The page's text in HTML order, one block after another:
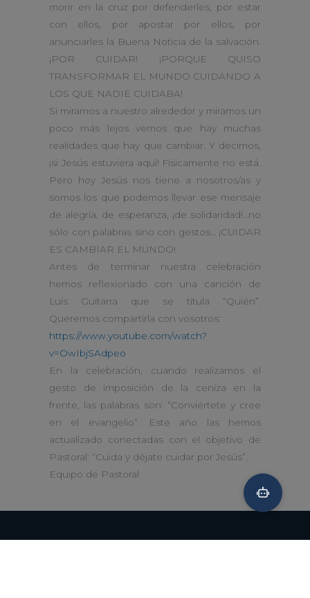
morir en la cruz por defenderles, por estar
con ellos, por apostar por ellos, por
anunciarles la Buena Noticia de la salvación.
¡POR CUIDAR! ¡PORQUE QUISO
TRANSFORMAR EL MUNDO CUIDANDO A
LOS QUE NADIE CUIDABA!
Si miramos a nuestro alrededor y miramos un
poco más lejos vemos que hay muchas
realidades que hay que cambiar. Y decimos,
¡si Jesús estuviera aquí! Físicamente no está.
Pero hoy Jesús nos tiene a nosotros/as y
somos los que podemos llevar ese mensaje
de alegría, de esperanza, ¡de solidaridad!…no
sólo con palabras sino con gestos… ¡CUIDAR
ES CAMBIAR EL MUNDO!
Antes de terminar nuestra celebración
hemos reflexionado con una canción de
Luis Guitarra que se titula “Quién”.
Queremos compartirla con vosotros:
https://www.youtube.com/watch?
v=OwIbjSAdpeo
En la celebración, cuando realizamos el
gesto de imposición de la ceniza en la
frente, las palabras son: “Conviértete y cree
en el evangelio”. Este año las hemos
actualizado conectadas con el objetivo de
Pastoral: “Cuida y déjate cuidar por Jesús”.
Equipo de Pastoral